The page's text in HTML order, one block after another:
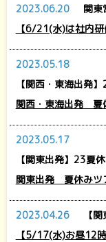
2023.06.20
関
【6/21(水)は社内
2023.05.18
【関西・東海出発
関西・東海出発 夏
2023.05.17
【関東出発】23夏
関東出発 夏休みツ
2023.04.26
【
【5/17(水)お昼12